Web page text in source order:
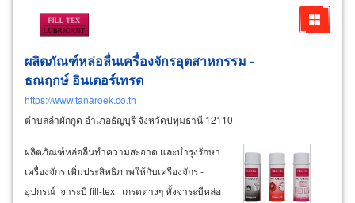
ผลิตภัณฑ์หล่อลื่นเครื่องจักรอุตสาหกรรม -
ธณฤกษ์ อินเตอร์เทรด
https://www.tanaroek.co.th
ตำบลลำผักกูด อำเภอธัญบุรี จังหวัดปทุมธานี 12110
ผลิตภัณฑ์หล่อลื่นทำความสะอาด และบำรุงรักษา
เครื่องจักร เพิ่มประสิทธิภาพให้กับเครื่องจักร -
อุปกรณ์ ​จาระบี fill-tex เกรดต่างๆ ทั้งจาระบีหล่อ